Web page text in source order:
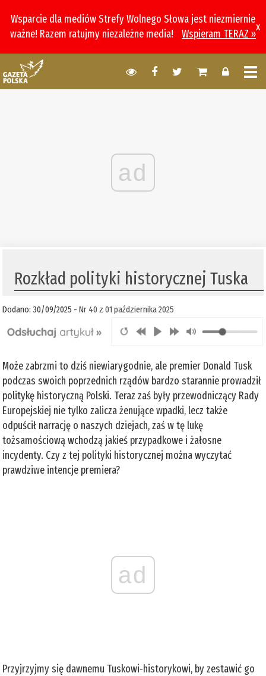
Wsparcie dla mediów Strefy Wolnego Słowa jest niezmiernie
ważne! Razem ratujmy niezależne media!
Wspieram TERAZ »
x
ad
Rozkład polityki historycznej Tuska
Dodano: 30/09/2025 -Nr 40 z 01 października 2025
Może zabrzmi to dziś niewiarygodnie, ale premier Donald Tusk
podczas swoich poprzednich rządów bardzo starannie prowadził
politykę historyczną Polski. Teraz zaś były przewodniczący Rady
Europejskiej nie tylko zalicza żenujące wpadki, lecz także
odpuścił narrację o naszych dziejach, zaś w tę lukę
tożsamościową wchodzą jakieś przypadkowe i żałosne
incydenty. Czy z tej polityki historycznej można wyczytać
prawdziwe intencje premiera?
ad
Przyjrzyjmy się dawnemu Tuskowi-historykowi, by zestawić go